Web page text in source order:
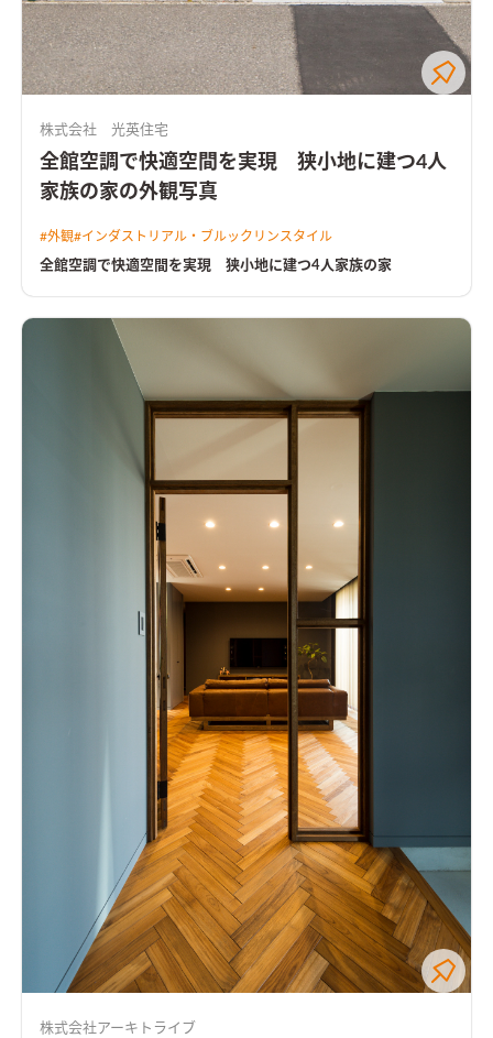
株式会社 光英住宅
全館空調で快適空間を実現 狭小地に建つ4人
家族の家の外観写真
#外観#インダストリアル・ブルックリンスタイル
全館空調で快適空間を実現 狭小地に建つ4人家族の家
株式会社アーキトライブ